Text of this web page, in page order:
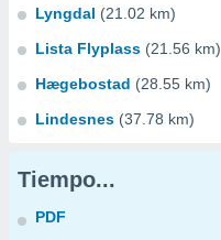
Lyngdal (21.02 km)
Lista Flyplass (21.56 km)
Hægebostad (28.55 km)
Lindesnes (37.78 km)
Tiempo...
PDF